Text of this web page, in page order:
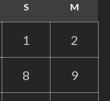
S M
1 2
8 9